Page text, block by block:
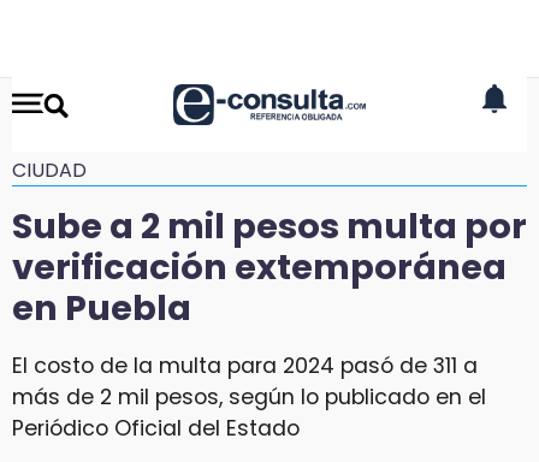
CIUDAD
Sube a 2 mil pesos multa por
verificación extemporánea
en Puebla
El costo de la multa para 2024 pasó de 311 a
más de 2 mil pesos, según lo publicado en el
Periódico Oficial del Estado